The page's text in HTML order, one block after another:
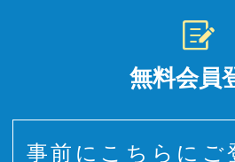
無料会員
事前にこちらにご